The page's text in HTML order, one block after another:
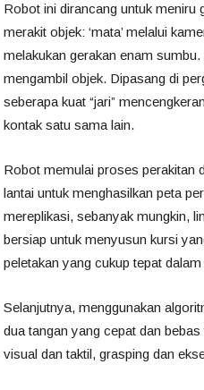
Robot ini dirancang untuk meniru
merakit objek: ‘mata’ melalui
melakukan gerakan enam
mengambil objek. Dipasang di
seberapa kuat “jari”
kontak satu sama lain.
Robot memulai proses perakitan
lantai untuk menghasilkan peta
mereplikasi, sebanyak mungkin,
bersiap untuk menyusun kursi
peletakan yang cukup tepat
Selanjutnya, menggunakan
dua tangan yang cepat dan
visual dan taktil, grasping dan